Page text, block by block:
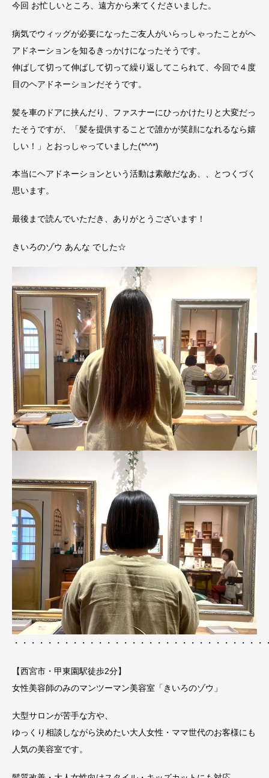
今回 お忙しいところ、遠方から来てくださいました。
病気でウィッグが必要になったご友人がいらっしゃったことがヘ
アドネーションを知るきっかけになったそうです。
伸ばして切って伸ばして切って繰り返してこられて、今回で４度
目のヘアドネーションだそうです。
髪を車のドアに挟んだり、ファスナーにひっかけたりと大変だっ
たそうですが、「髪を提供することで誰かが笑顔になれるなら嬉
しい！」とおっしゃっていました(*^^*)
本当にヘアドネーションという活動は素敵だなあ、、とつくづく
思います。
最後まで読んでいただき、ありがとうございます！
きいろのゾウ あんな でした☆
・・・・・・・・・・・・・・・・・・・・・・・・・・・・・・
【西宮市・甲東園駅徒歩2分】
女性美容師のみのマンツーマン美容室「きいろのゾウ」
大型サロンが苦手な方や、
ゆっくり相談しながら決めたい大人女性・ママ世代のお客様にも
人気の美容室です。